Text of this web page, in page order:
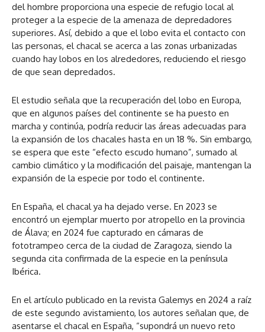
del hombre proporciona una especie de refugio local al
proteger a la especie de la amenaza de depredadores
superiores. Así, debido a que el lobo evita el contacto con
las personas, el chacal se acerca a las zonas urbanizadas
cuando hay lobos en los alrededores, reduciendo el riesgo
de que sean depredados.
El estudio señala que la recuperación del lobo en Europa,
que en algunos países del continente se ha puesto en
marcha y continúa, podría reducir las áreas adecuadas para
la expansión de los chacales hasta en un 18 %. Sin embargo,
se espera que este “efecto escudo humano”, sumado al
cambio climático y la modificación del paisaje, mantengan la
expansión de la especie por todo el continente.
En España, el chacal ya ha dejado verse. En 2023 se
encontró un ejemplar muerto por atropello en la provincia
de Álava; en 2024 fue capturado en cámaras de
fototrampeo cerca de la ciudad de Zaragoza, siendo la
segunda cita confirmada de la especie en la península
Ibérica.
En el artículo publicado en la revista Galemys en 2024 a raíz
de este segundo avistamiento, los autores señalan que, de
asentarse el chacal en España, “supondrá un nuevo reto